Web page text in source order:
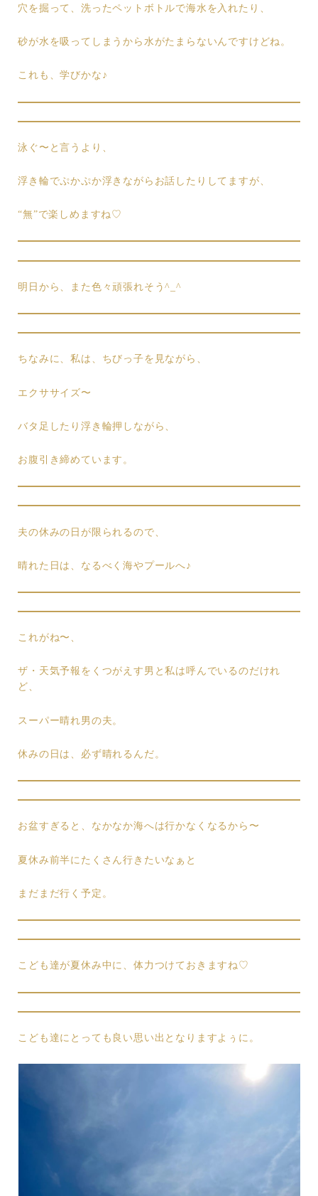
穴を掘って、洗ったペットボトルで海水を入れたり、
砂が水を吸ってしまうから水がたまらないんですけどね。
これも、学びかな♪
泳ぐ〜と言うより、
浮き輪でぷかぷか浮きながらお話したりしてますが、
“無”で楽しめますね♡
明日から、また色々頑張れそう^_^
ちなみに、私は、ちびっ子を見ながら、
エクササイズ〜
バタ足したり浮き輪押しながら、
お腹引き締めています。
夫の休みの日が限られるので、
晴れた日は、なるべく海やプールへ♪
これがね〜、
ザ・天気予報をくつがえす男と私は呼んでいるのだけれ
ど、
スーパー晴れ男の夫。
休みの日は、必ず晴れるんだ。
お盆すぎると、なかなか海へは行かなくなるから〜
夏休み前半にたくさん行きたいなぁと
まだまだ行く予定。
こども達が夏休み中に、体力つけておきますね♡
こども達にとっても良い思い出となりますよぅに。